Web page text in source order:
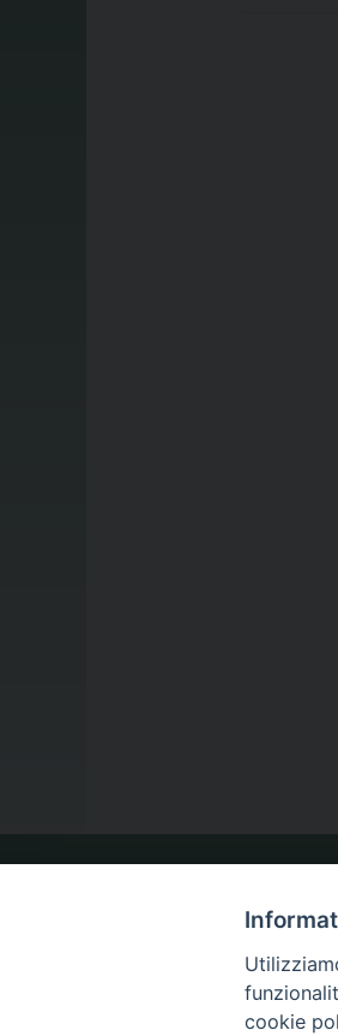
LA NOSTRA
IL VESCOVO
cookie